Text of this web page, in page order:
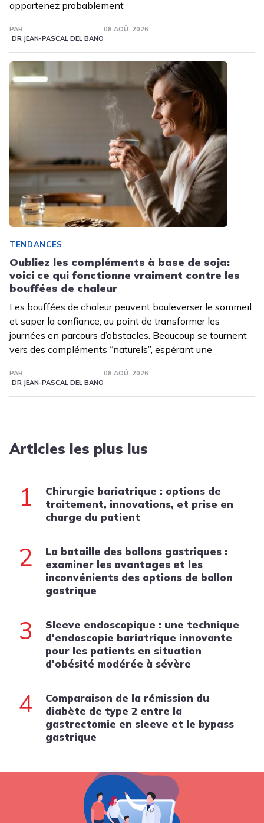
appartenez probablement
PAR
DR JEAN-PASCAL DEL BANO
08 AOÛ. 2026
TENDANCES
Oubliez les compléments à base de soja:
voici ce qui fonctionne vraiment contre les
bouffées de chaleur
Les bouffées de chaleur peuvent bouleverser le sommeil
et saper la confiance, au point de transformer les
journées en parcours d’obstacles. Beaucoup se tournent
vers des compléments “naturels”, espérant une
PAR
DR JEAN-PASCAL DEL BANO
08 AOÛ. 2026
Articles les plus lus
1
Chirurgie bariatrique : options de
traitement, innovations, et prise en
charge du patient
2
La bataille des ballons gastriques :
examiner les avantages et les
inconvénients des options de ballon
gastrique
3
Sleeve endoscopique : une technique
d'endoscopie bariatrique innovante
pour les patients en situation
d'obésité modérée à sévère
4
Comparaison de la rémission du
diabète de type 2 entre la
gastrectomie en sleeve et le bypass
gastrique